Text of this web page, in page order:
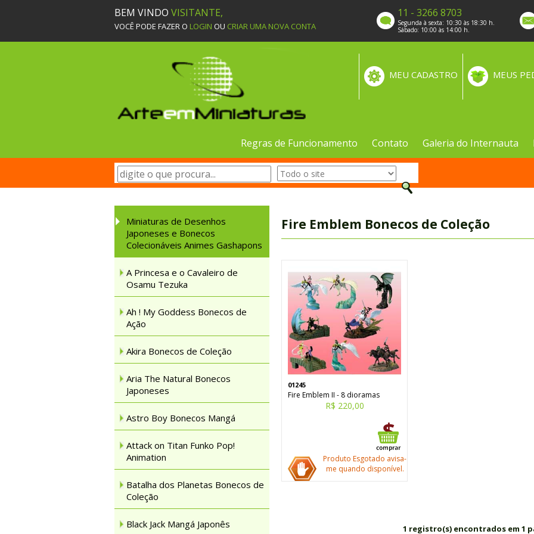
BEM VINDO VISITANTE,
VOCÊ PODE FAZER O LOGIN OU CRIAR UMA NOVA CONTA
11 - 3266 8703
Segunda à sexta: 10:30 às 18:30 h.
Sábado: 10:00 às 14:00 h.
MEUS
MEU CADASTRO
Regras de Funcionamento Contato Galeria do Internauta
Miniaturas de Desenhos
Japoneses e Bonecos
Colecionáveis Animes Gashapons
A Princesa e o Cavaleiro de
Osamu Tezuka
Ah ! My Goddess Bonecos de
Ação
Akira Bonecos de Coleção
Aria The Natural Bonecos
Japoneses
Astro Boy Bonecos Mangá
Attack on Titan Funko Pop!
Animation
Batalha dos Planetas Bonecos de
Coleção
Black Jack Mangá Japonês
Fire Emblem Bonecos de Coleção
01245
Fire Emblem II - 8 dioramas
R$ 220,00
Produto Esgotado avisa-
me quando disponível.
1 registro(s) encontrados em 1